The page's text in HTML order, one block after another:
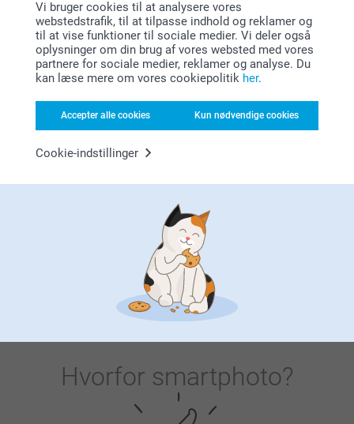
Vi bruger cookies til at analysere vores
webstedstrafik, til at tilpasse indhold og reklamer og
til at vise funktioner til sociale medier. Vi deler også
oplysninger om din brug af vores websted med vores
partnere for sociale medier, reklamer og analyse. Du
kan læse mere om vores cookiepolitik her.
Accepter alle cookies Kun nødvendige cookies
Cookie-indstillinger
13:03
Hej Susanne
Tack för ditt fina omdöme av vårt huskespil med
egna bilder. En superkul överraskning för både stora
och små barn när man ska spela favoritspelet! Tack
för att du valt att beställa hos oss.
Varma hälsningar
Johanna, smartphoto
Vis mere
Lignende produkter
Memokort
109,00
Mere end 10 varianter
Fra 169,00
(36 anmeldelser)
Hvorfor smartphoto?